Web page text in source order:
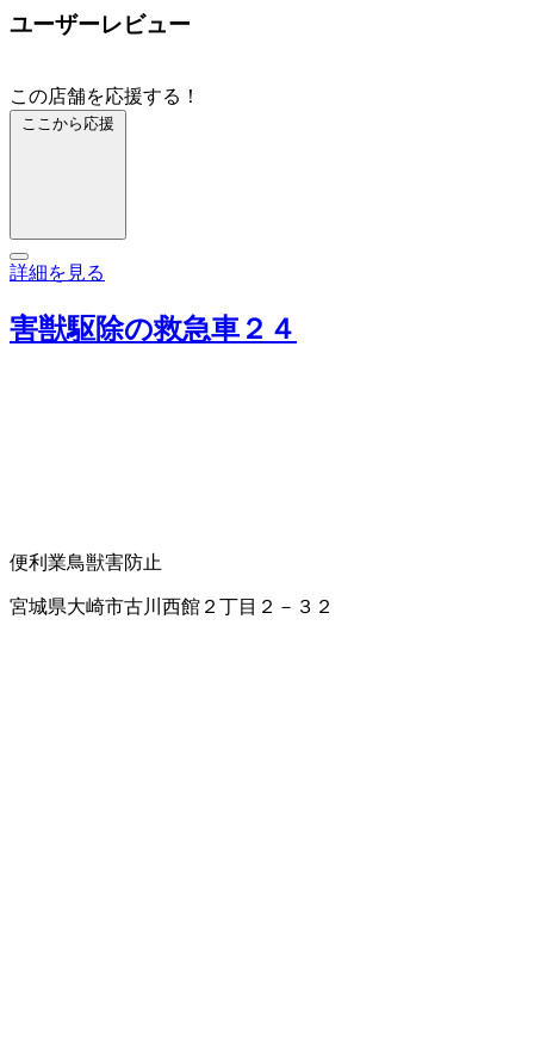
ユーザーレビュー
この店舗を応援する！
ここから応援
詳細を見る
害獣駆除の救急車２４
便利業鳥獣害防止
宮城県大崎市古川西館２丁目２－３２